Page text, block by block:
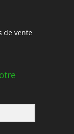
de vente